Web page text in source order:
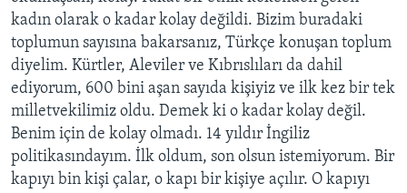
kadın olarak o kadar kolay değildi. Bizim buradaki
toplumun sayısına bakarsanız, Türkçe konuşan toplum
diyelim. Kürtler, Aleviler ve Kıbrıslıları da dahil
ediyorum, 600 bini aşan sayıda kişiyiz ve ilk kez bir tek
milletvekilimiz oldu. Demek ki o kadar kolay değil.
Benim için de kolay olmadı. 14 yıldır İngiliz
politikasındayım. İlk oldum, son olsun istemiyorum. Bir
kapıyı bin kişi çalar, o kapı bir kişiye açılır. O kapıyı